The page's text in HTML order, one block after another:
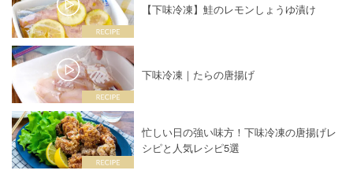
【下味冷凍】鮭のレモンしょうゆ漬け
下味冷凍｜たらの唐揚げ
忙しい日の強い味方！下味冷凍の唐揚げレ
シピと人気レシピ5選